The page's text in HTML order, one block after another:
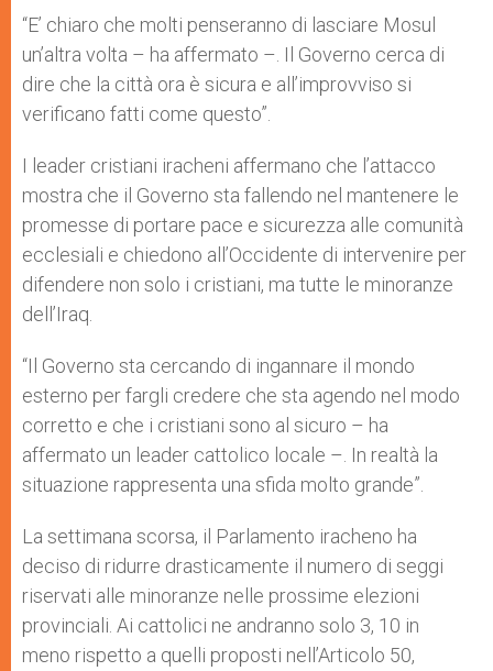
“E’ chiaro che molti penseranno di lasciare Mosul
un’altra volta – ha affermato –. Il Governo cerca di
dire che la città ora è sicura e all’improvviso si
verificano fatti come questo”.
I leader cristiani iracheni affermano che l’attacco
mostra che il Governo sta fallendo nel mantenere le
promesse di portare pace e sicurezza alle comunità
ecclesiali e chiedono all’Occidente di intervenire per
difendere non solo i cristiani, ma tutte le minoranze
dell’Iraq.
“Il Governo sta cercando di ingannare il mondo
esterno per fargli credere che sta agendo nel modo
corretto e che i cristiani sono al sicuro – ha
affermato un leader cattolico locale –. In realtà la
situazione rappresenta una sfida molto grande”.
La settimana scorsa, il Parlamento iracheno ha
deciso di ridurre drasticamente il numero di seggi
riservati alle minoranze nelle prossime elezioni
provinciali. Ai cattolici ne andranno solo 3, 10 in
meno rispetto a quelli proposti nell’Articolo 50,